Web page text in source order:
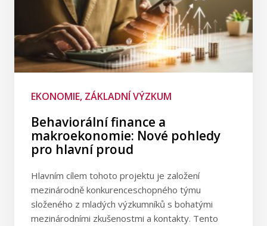
EKONOMIE, ZÁKLADNÍ VÝZKUM
Behaviorální finance a
makroekonomie: Nové pohledy
pro hlavní proud
Hlavním cílem tohoto projektu je založení
mezinárodně konkurenceschopného týmu
složeného z mladých výzkumníků s bohatými
mezinárodními zkušenostmi a kontakty. Tento